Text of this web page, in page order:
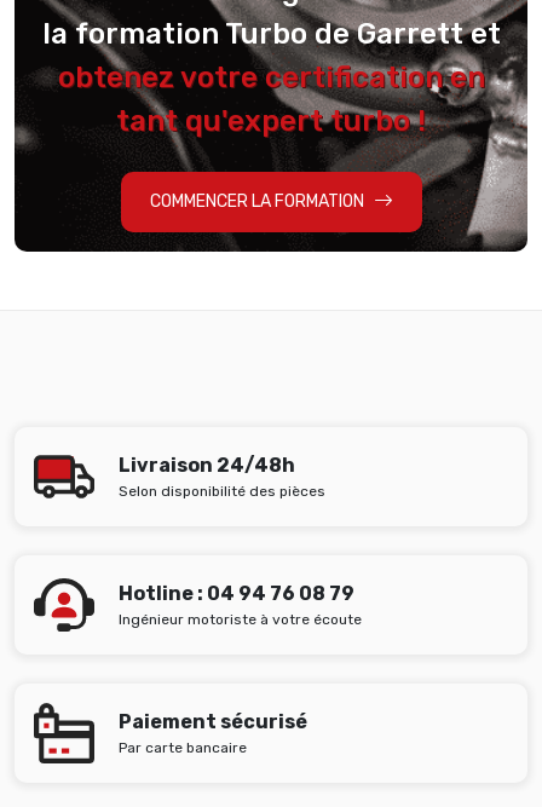
la formation Turbo de Garrett et
obtenez votre certification en
tant qu'expert turbo !
COMMENCER LA FORMATION
Livraison 24/48h
Selon disponibilité des pièces
Hotline : 04 94 76 08 79
Ingénieur motoriste à votre écoute
Paiement sécurisé
Par carte bancaire